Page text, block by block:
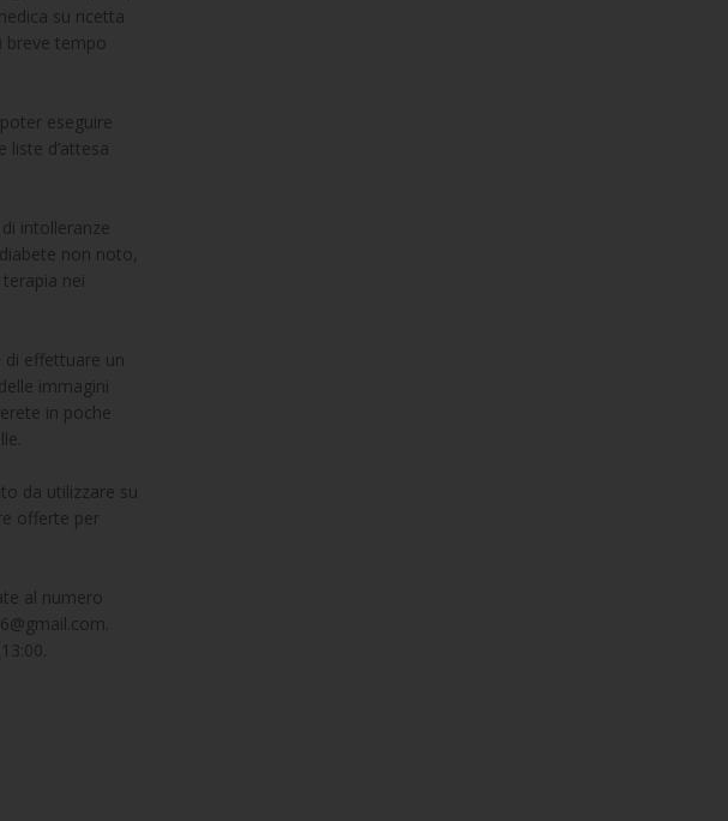
su ricetta
breve tempo
eseguire
d’attesa
intolleranze
non noto,
nei
di effettuare un
immagini
in poche
da utilizzare su
offerte per
al numero